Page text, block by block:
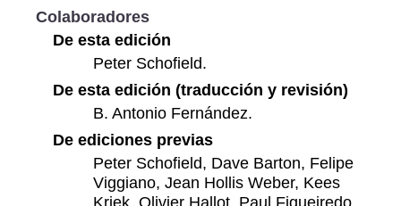
Colaboradores
De esta edición
Peter Schofield.
De esta edición (traducción y revisión)
B. Antonio Fernández.
De ediciones previas
Peter Schofield, Dave Barton, Felipe
Viggiano, Jean Hollis Weber, Kees
Kriek. Olivier Hallot, Paul Figueiredo,